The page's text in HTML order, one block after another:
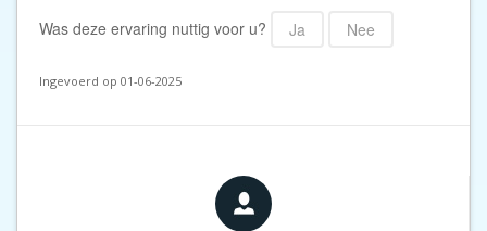
Was deze ervaring nuttig voor u?
Ja Nee
Ingevoerd op 01-06-2025